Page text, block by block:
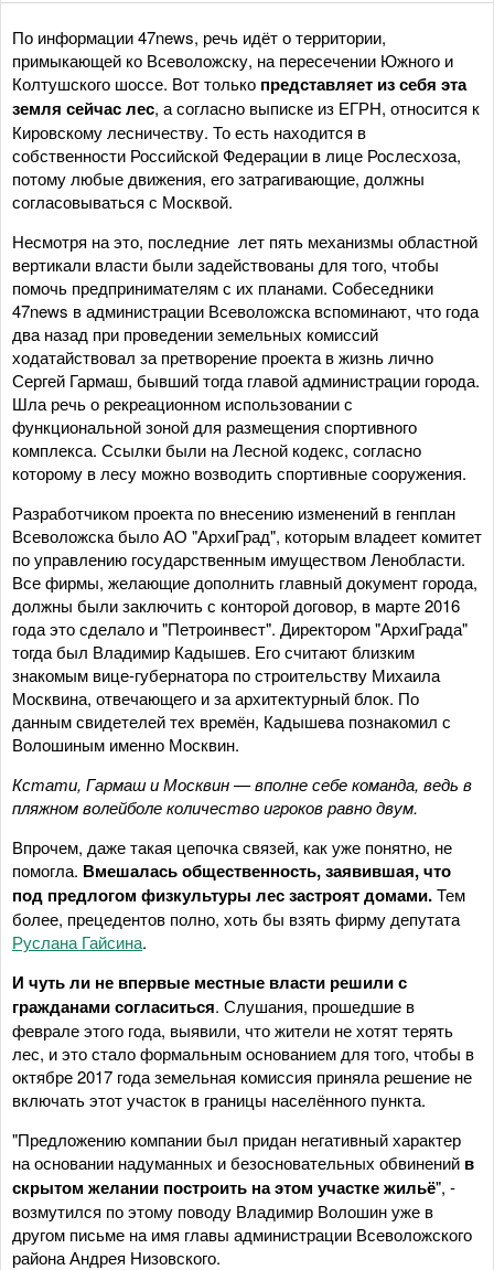
По информации 47news, речь идёт о территории,
примыкающей ко Всеволожску, на пересечении Южного и
Колтушского шоссе. Вот только представляет из себя эта
земля сейчас лес, а согласно выписке из ЕГРН, относится к
Кировскому лесничеству. То есть находится в
собственности Российской Федерации в лице Рослесхоза,
потому любые движения, его затрагивающие, должны
согласовываться с Москвой.
Несмотря на это, последние лет пять механизмы областной
вертикали власти были задействованы для того, чтобы
помочь предпринимателям с их планами. Собеседники
47news в администрации Всеволожска вспоминают, что года
два назад при проведении земельных комиссий
ходатайствовал за претворение проекта в жизнь лично
Сергей Гармаш, бывший тогда главой администрации города.
Шла речь о рекреационном использовании с
функциональной зоной для размещения спортивного
комплекса. Ссылки были на Лесной кодекс, согласно
которому в лесу можно возводить спортивные сооружения.
Разработчиком проекта по внесению изменений в генплан
Всеволожска было АО "АрхиГрад", которым владеет комитет
по управлению государственным имуществом Ленобласти.
Все фирмы, желающие дополнить главный документ города,
должны были заключить с конторой договор, в марте 2016
года это сделало и "Петроинвест". Директором "АрхиГрада"
тогда был Владимир Кадышев. Его считают близким
знакомым вице-губернатора по строительству Михаила
Москвина, отвечающего и за архитектурный блок. По
данным свидетелей тех времён, Кадышева познакомил с
Волошиным именно Москвин.
Кстати, Гармаш и Москвин — вполне себе команда, ведь в
пляжном волейболе количество игроков равно двум.
Впрочем, даже такая цепочка связей, как уже понятно, не
помогла. Вмешалась общественность, заявившая, что
под предлогом физкультуры лес застроят домами.Тем
более, прецедентов полно, хоть бы взять фирму депутата
Руслана Гайсина.
И чуть ли не впервые местные власти решили с
гражданами согласиться. Слушания, прошедшие в
феврале этого года, выявили, что жители не хотят терять
лес, и это стало формальным основанием для того, чтобы в
октябре 2017 года земельная комиссия приняла решение не
включать этот участок в границы населённого пункта.
"Предложению компании был придан негативный характер
на основании надуманных и безосновательных обвинений в
скрытом желании построить на этом участке жильё", -
возмутился по этому поводу Владимир Волошин уже в
другом письме на имя главы администрации Всеволожского
района Андрея Низовского.